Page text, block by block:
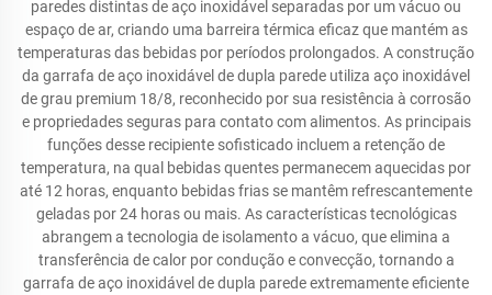
paredes distintas de aço inoxidável separadas por um vácuo ou
espaço de ar, criando uma barreira térmica eficaz que mantém as
temperaturas das bebidas por períodos prolongados. A construção
da garrafa de aço inoxidável de dupla parede utiliza aço inoxidável
de grau premium 18/8, reconhecido por sua resistência à corrosão
e propriedades seguras para contato com alimentos. As principais
funções desse recipiente sofisticado incluem a retenção de
temperatura, na qual bebidas quentes permanecem aquecidas por
até 12 horas, enquanto bebidas frias se mantêm refrescantemente
geladas por 24 horas ou mais. As características tecnológicas
abrangem a tecnologia de isolamento a vácuo, que elimina a
transferência de calor por condução e convecção, tornando a
garrafa de aço inoxidável de dupla parede extremamente eficiente